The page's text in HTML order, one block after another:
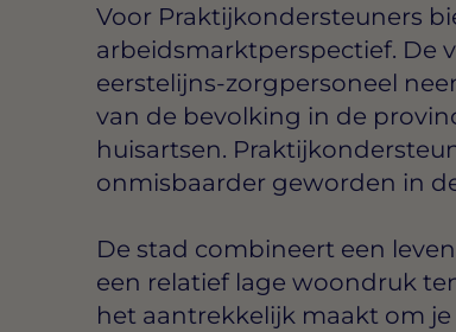
Voor Praktijkondersteuners
arbeidsmarktperspectief. De
eerstelijns-zorgpersoneel
van de bevolking in de
huisartsen.
onmisbaarder geworden in
De stad combineert een
een relatief lage woondruk
het aantrekkelijk maakt om